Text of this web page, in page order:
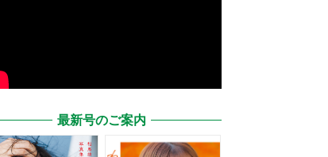
最新号のご案内